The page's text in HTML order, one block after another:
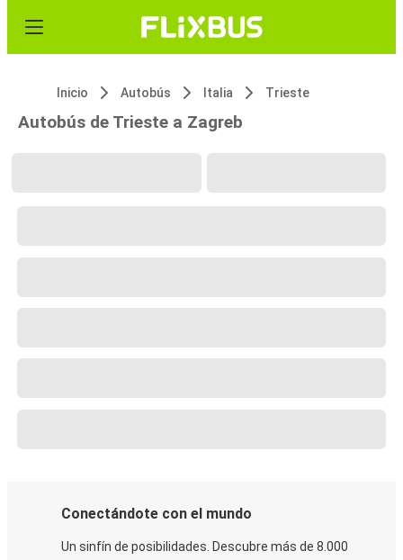
Inicio Autobús Italia Trieste
Autobús de Trieste a Zagreb
Conectándote con el mundo
Un sinfín de posibilidades. Descubre más de 8.000